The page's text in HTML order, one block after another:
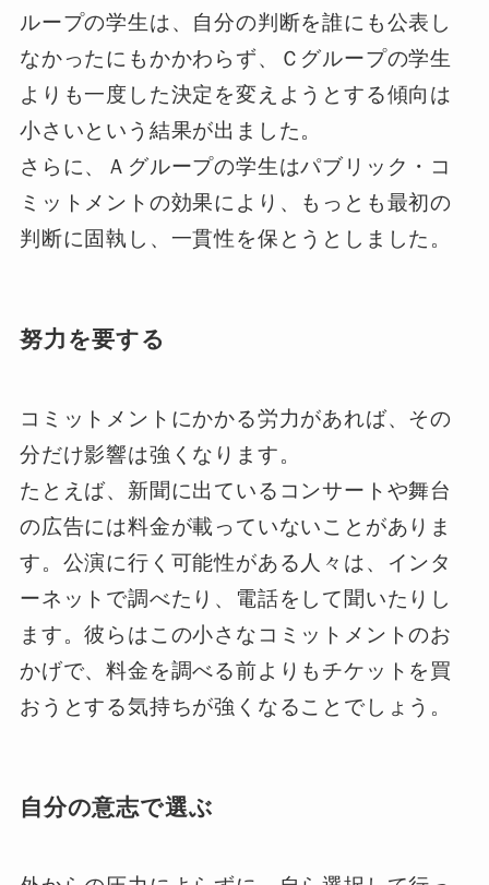
ループの学生は、自分の判断を誰にも公表し
なかったにもかかわらず、Ｃグループの学生
よりも一度した決定を変えようとする傾向は
小さいという結果が出ました。
さらに、Ａグループの学生はパブリック・コ
ミットメントの効果により、もっとも最初の
判断に固執し、一貫性を保とうとしました。
努力を要する
コミットメントにかかる労力があれば、その
分だけ影響は強くなります。
たとえば、新聞に出ているコンサートや舞台
の広告には料金が載っていないことがありま
す。公演に行く可能性がある人々は、インタ
ーネットで調べたり、電話をして聞いたりし
ます。彼らはこの小さなコミットメントのお
かげで、料金を調べる前よりもチケットを買
おうとする気持ちが強くなることでしょう。
自分の意志で選ぶ